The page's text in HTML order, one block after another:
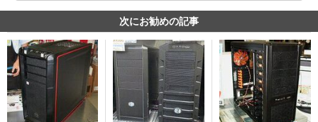
次にお勧めの記事